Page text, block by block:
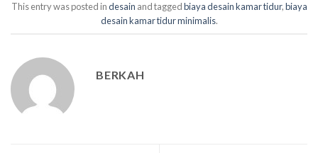
This entry was posted indesain and taggedbiaya desain kamar tidur,biaya
desain kamar tidur minimalis.
BERKAH